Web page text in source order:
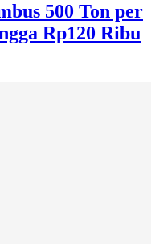
500 Ton per
Rp120 Ribu